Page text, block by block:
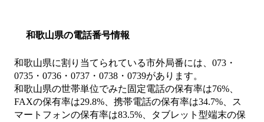
和歌山県の電話番号情報
和歌山県に割り当てられている市外局番には、073・
0735・0736・0737・0738・0739があります。
和歌山県の世帯単位でみた固定電話の保有率は76%、
FAXの保有率は29.8%、携帯電話の保有率は34.7%、ス
マートフォンの保有率は83.5%、タブレット型端末の保